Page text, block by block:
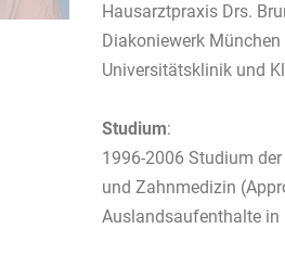
Hausarztpraxis Drs.
Diakoniewerk
Universitätsklinik und
Studium:
1996-2006 Studium
und Zahnmedizin
Auslandsaufenthalte in